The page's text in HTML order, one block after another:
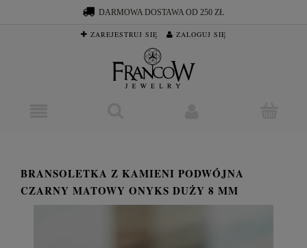
DARMOWA DOSTAWA OD 250 ZŁ
ZAREJESTRUJ SIĘ ZALOGUJ SIĘ
BRANSOLETKA Z KAMIENI PODWÓJNA
CZARNY MATOWY ONYKS DUŻY 8 MM